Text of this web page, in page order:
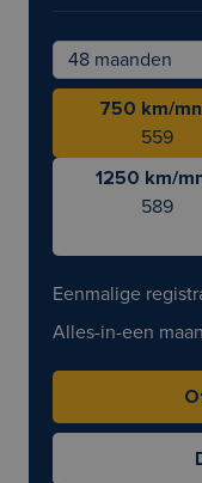
750 km/
559
1250 km/
589
Eenmalige
Alles-in-een